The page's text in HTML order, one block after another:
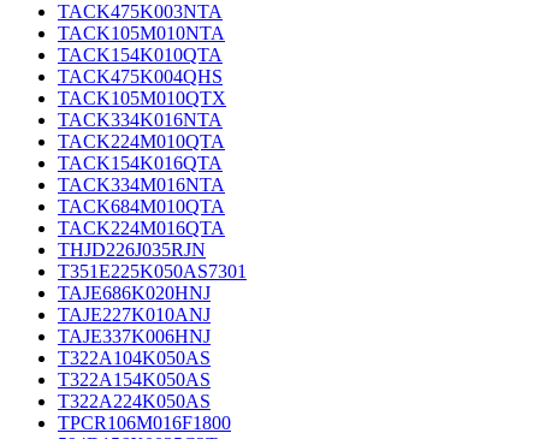
TACK475K003NTA
TACK105M010NTA
TACK154K010QTA
TACK475K004QHS
TACK105M010QTX
TACK334K016NTA
TACK224M010QTA
TACK154K016QTA
TACK334M016NTA
TACK684M010QTA
TACK224M016QTA
THJD226J035RJN
T351E225K050AS7301
TAJE686K020HNJ
TAJE227K010ANJ
TAJE337K006HNJ
T322A104K050AS
T322A154K050AS
T322A224K050AS
TPCR106M016F1800